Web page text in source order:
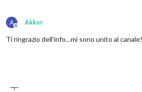
A
Offline
Akkor
Ti ringrazio dell’info…mi sono unito al canale!